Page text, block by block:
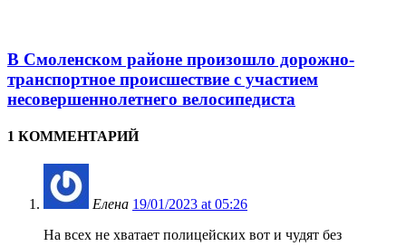
В Смоленском районе произошло дорожно-
транспортное происшествие с участием
несовершеннолетнего велосипедиста
1 КОММЕНТАРИЙ
Елена 19/01/2023 at 05:26
На всех не хватает полицейских вот и чудят без